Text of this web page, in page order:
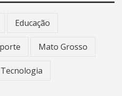
Educação
Mato Grosso
Tecnologia